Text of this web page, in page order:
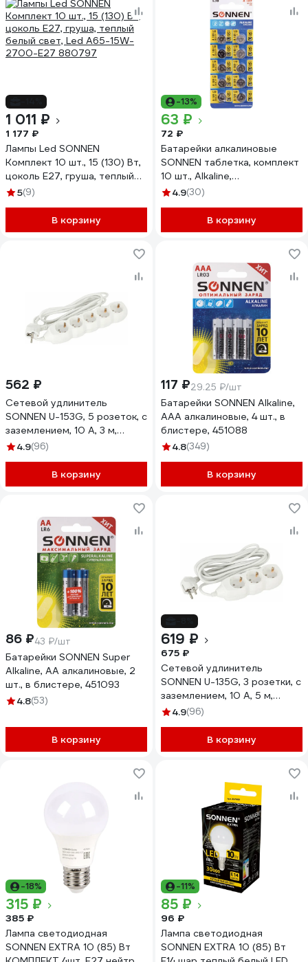
1 011 ₽
1 177 ₽
Лампы Led SONNEN
Комплект 10 шт., 15 (130) Вт,
цоколь Е27, груша, теплый
белый свет, Led A65-15W-
5(9)
В корзину
-13%
63 ₽
72 ₽
Батарейки алкалиновые
SONNEN таблетка, комплект
10 шт., Alkaline,
189A(G10,LR54), блистер,
4.9(30)
В корзину
562 ₽
Сетевой удлинитель
SONNEN U-153G, 5 розеток, c
заземлением, 10 А, 3 м,
511436
4.9(96)
В корзину
117 ₽29.25 ₽/шт
Батарейки SONNEN Alkaline,
AAA алкалиновые, 4 шт., в
блистере, 451088
4.8(349)
В корзину
86 ₽43 ₽/шт
Батарейки SONNEN Super
Alkaline, АА алкалиновые, 2
шт., в блистере, 451093
4.8(53)
В корзину
619 ₽
675 ₽
Сетевой удлинитель
SONNEN U-135G, 3 розетки, c
заземлением, 10 А, 5 м,
511433
4.9(96)
В корзину
-18%
315 ₽
385 ₽
Лампа светодиодная
SONNEN EXTRA 10 (85) Вт
-11%
85 ₽
96 ₽
Лампа светодиодная
SONNEN EXTRA 10 (85) Вт